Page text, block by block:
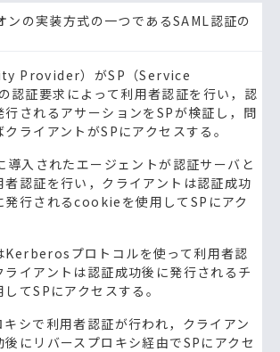
ンの実装方式の一つであるSAML認証の
Provider）がSP（Service
証要求によって利用者認証を行い，認
行されるアサーションをSPが検証し，問
ライアントがSPにアクセスする。
導入されたエージェントが認証サーバと
者認証を行い，クライアントは認証成功
発行されるcookieを使用してSPにアク
Kerberosプロトコルを使って利用者認
ライアントは認証成功後に発行されるチ
てSPにアクセスする。
シで利用者認証が行われ，クライアン
後にリバースプロキシ経由でSPにアクセ